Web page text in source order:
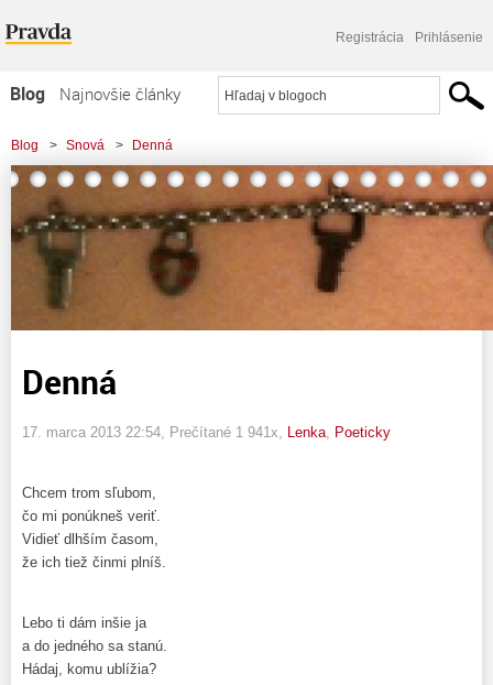
Registrácia Prihlásenie
Blog
Najnovšie články
Najčítanejšie články
Najkomentovanejšie články
Zoznam blogov
Komerčné blogy
Blog > Snová > Denná
Denná
17. marca 2013 22:54 , Prečítané 1 941x, Lenka Poeticky
Chcem trom sľubom,
čo mi ponúkneš veriť.
Vidieť dlhším časom,
že ich tiež činmi plníš.
Lebo ti dám inšie ja
a do jedného sa stanú.
Hádaj, komu ublížia?